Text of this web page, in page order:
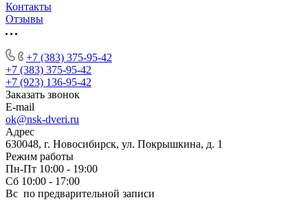
Контакты
Отзывы
+7 (383) 375-95-42
+7 (383) 375-95-42
+7 (923) 136-95-42
Заказать звонок
E-mail
ok@nsk-dveri.ru
Адрес
630048, г. Новосибирск, ул. Покрышкина, д. 1
Режим работы
Пн-Пт 10:00 - 19:00
Сб 10:00 - 17:00
Вс по предварительной записи